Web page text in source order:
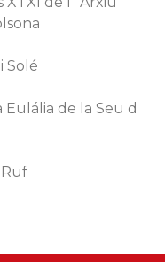
Solé
Eulália de la Seu d